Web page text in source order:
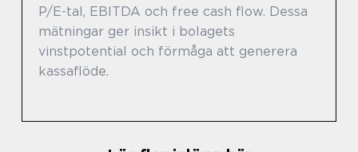
P/E-tal, EBITDA och free cash flow. Dessa
mätningar ger insikt i bolagets
vinstpotential och förmåga att generera
kassaflöde.